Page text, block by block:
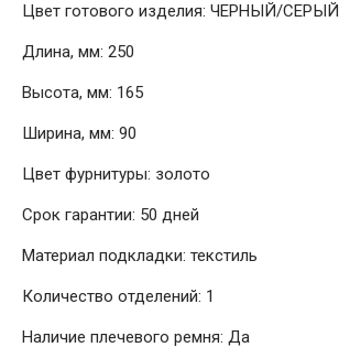
Цвет готового изделия: ЧЕРНЫЙ/СЕРЫЙ
Длина, мм: 250
Высота, мм: 165
Ширина, мм: 90
Цвет фурнитуры: золото
Срок гарантии: 50 дней
Материал подкладки: текстиль
Количество отделений: 1
Наличие плечевого ремня: Да